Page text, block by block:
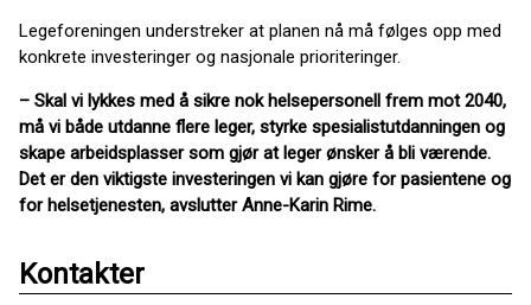
Legeforeningen understreker at planen nå må følges opp med
konkrete investeringer og nasjonale prioriteringer.
– Skal vi lykkes med å sikre nok helsepersonell frem mot 2040,
må vi både utdanne flere leger, styrke spesialistutdanningen og
skape arbeidsplasser som gjør at leger ønsker å bli værende.
Det er den viktigste investeringen vi kan gjøre for pasientene og
for helsetjenesten, avslutter Anne-Karin Rime.
Kontakter